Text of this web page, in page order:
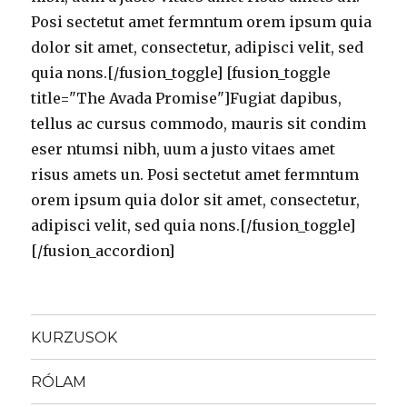
Posi sectetut amet fermntum orem ipsum quia
dolor sit amet, consectetur, adipisci velit, sed
quia nons.[/fusion_toggle] [fusion_toggle
title="The Avada Promise"]Fugiat dapibus,
tellus ac cursus commodo, mauris sit condim
eser ntumsi nibh, uum a justo vitaes amet
risus amets un. Posi sectetut amet fermntum
orem ipsum quia dolor sit amet, consectetur,
adipisci velit, sed quia nons.[/fusion_toggle]
[/fusion_accordion]
KURZUSOK
RÓLAM